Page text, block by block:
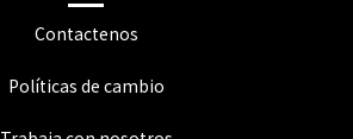
Contactenos
Políticas de cambio